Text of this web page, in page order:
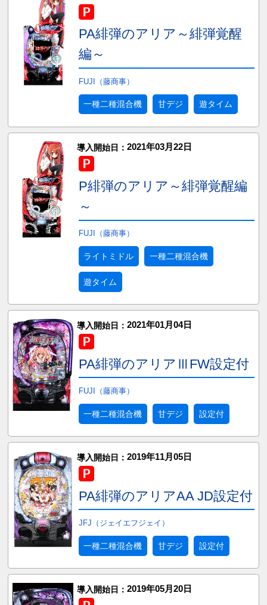
PA緋弾のアリア～緋弾覚醒
編～
FUJI（藤商事）
一種二種混合機 甘デジ 遊タイム
導入開始日： 2021年03月22日
P緋弾のアリア～緋弾覚醒編
～
FUJI（藤商事）
ライトミドル 一種二種混合機
遊タイム
導入開始日： 2021年01月04日
PA緋弾のアリアⅢFW設定付
FUJI（藤商事）
一種二種混合機 甘デジ 設定付
導入開始日： 2019年11月05日
PA緋弾のアリアAA JD設定付
JFJ（ジェイエフジェイ）
一種二種混合機 甘デジ 設定付
導入開始日： 2019年05月20日